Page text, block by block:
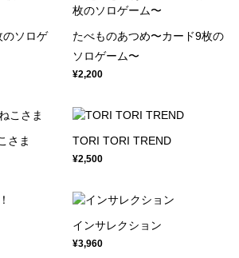
のソロゲ
たべものあつめ〜カード9枚の
ソロゲーム〜
¥2,200
さま TORI TORI TREND
¥2,500
インサレクション
¥3,960